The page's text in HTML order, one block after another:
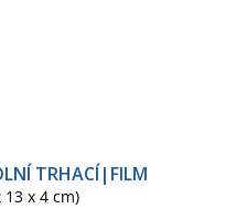
TRHACÍ|FILM
13 x 4 cm)